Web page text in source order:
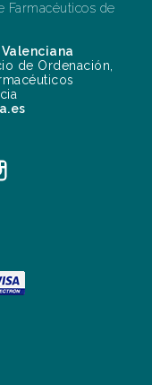
Farmacéuticos de
de Ordenación,